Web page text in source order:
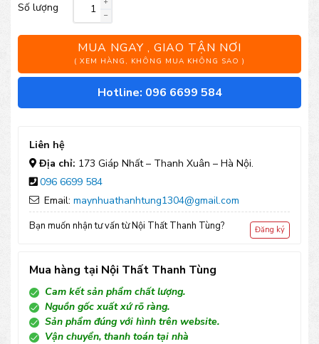
Số lượng
Giường
bể
bơi
nhựa
số
lượng
MUA NGAY , GIAO TẬN NƠI
( XEM HÀNG, KHÔNG MUA KHÔNG SAO )
Hotline: 096 6699 584
Liên hệ
Địa chỉ: 173 Giáp Nhất – Thanh Xuân – Hà Nội.
096 6699 584
Email: maynhuathanhtung1304@gmail.com
Bạn muốn nhận tư vấn từ Nội Thất Thanh Tùng? Đăng ký
Mua hàng tại Nội Thất Thanh Tùng
Cam kết sản phẩm chất lượng.
Nguồn gốc xuất xứ rõ ràng.
Sản phẩm đúng với hình trên website.
Vận chuyển, thanh toán tại nhà